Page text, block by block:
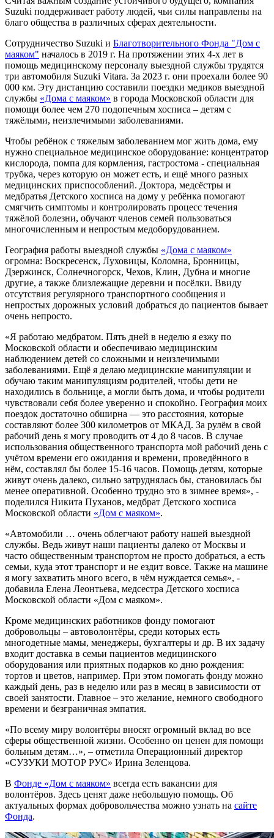
Suzuki поддерживает работу людей, чьи силы направлены на
благо общества в различных сферах деятельности.
Сотрудничество Suzuki и Благотворительного Фонда "Дом с
маяком" началось в 2019 г. На протяжении этих 4-х лет в
помощь медицинскому персоналу выездной службы трудятся
три автомобиля Suzuki Vitara. За 2023 г. они проехали более 90
000 км. Эту дистанцию составили поездки медиков выездной
службы «Дома с маяком» в города Московской области для
помощи более чем 270 подопечным хосписа – детям с
тяжёлыми, неизлечимыми заболеваниями.
Чтобы ребёнок с тяжелым заболеванием мог жить дома, ему
нужно специальное медицинское оборудование: концентратор
кислорода, помпа для кормления, гастростома - специальная
трубка, через которую он может есть, и ещё много разных
медицинских приспособлений. Доктора, медсёстры и
медбратья Детского хосписа на дому у ребёнка помогают
смягчить симптомы и контролировать процесс течения
тяжёлой болезни, обучают членов семей пользоваться
многочисленным и непростым медоборудованием.
География работы выездной службы «Дома с маяком»
огромна: Воскресенск, Луховицы, Коломна, Бронницы,
Дзержинск, Солнечногорск, Чехов, Клин, Дубна и многие
другие, а также близлежащие деревни и посёлки. Ввиду
отсутствия регулярного транспортного сообщения и
непростых дорожных условий добраться до пациентов бывает
очень непросто.
«Я работаю медбратом. Пять дней в неделю я езжу по
Московской области и обеспечиваю медицинским
наблюдением детей со сложными и неизлечимыми
заболеваниями. Ещё я делаю медицинские манипуляции и
обучаю таким манипуляциям родителей, чтобы дети не
находились в больнице, а могли быть дома, и чтобы родители
чувствовали себя более уверенно и спокойно. География моих
поездок достаточно обширна — это расстояния, которые
составляют более 300 километров от МКАД. За рулём в свой
рабочий день я могу проводить от 4 до 8 часов. В случае
использования общественного транспорта мой рабочий день с
учётом времени его ожидания и времени, проведённого в
нём, составлял бы более 15-16 часов. Помощь детям, которые
живут очень далеко, сильно затруднялась бы, становилась бы
менее оперативной. Особенно трудно это в зимнее время», -
поделился Никита Пуханов, медбрат Детского хосписа
Московской области «Дом с маяком».
«Автомобили … очень облегчают работу нашей выездной
службы. Ведь живут наши пациенты далеко от Москвы и
часто общественным транспортом не просто добраться, а есть
семьи, куда этот транспорт и не ездит вовсе. Также на машине
я могу захватить много всего, в чём нуждается семья», -
добавила Елена Леонтьева, медсестра Детского хосписа
Московской области «Дом с маяком».
Кроме медицинских работников фонду помогают
добровольцы – автоволонтёры, среди которых есть
многодетные мамы, менеджеры, бухгалтеры и др. В их задачу
входит доставка в семьи пациентов медицинского
оборудования или приятных подарков ко дню рождения:
тортов и цветов, например. При этом помогать фонду можно
каждый день, раз в неделю или раз в месяц в зависимости от
своей занятости. Главное – это желание, немного свободного
времени и безграничная эмпатия.
«По всему миру волонтёры вносят огромный вклад во все
сферы общественной жизни. Особенно он ценен для помощи
больным детям…», – отметила Операционный директор
«СУЗУКИ МОТОР РУС» Ирина Зеленцова.
В Фонде «Дом с маяком» всегда есть вакансии для
волонтёров. Здесь ценят даже небольшую помощь. Об
актуальных формах добровольчества можно узнать на сайте
Фонда.